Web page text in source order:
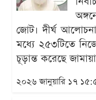
জোট। দীর্ঘ
মধ্যে ২৫৩টিতে
চূড়ান্ত করেছে
২০২৬ জানুয়ারি ১৭